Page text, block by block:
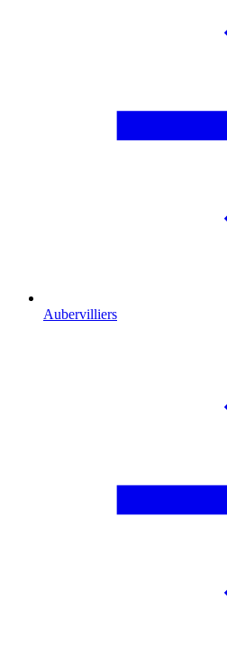
Aubervilliers